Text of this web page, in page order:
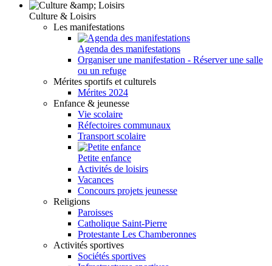
Culture & Loisirs
Les manifestations
Agenda des manifestations
Organiser une manifestation - Réserver une salle
ou un refuge
Mérites sportifs et culturels
Mérites 2024
Enfance & jeunesse
Vie scolaire
Réfectoires communaux
Transport scolaire
Petite enfance
Activités de loisirs
Vacances
Concours projets jeunesse
Religions
Paroisses
Catholique Saint-Pierre
Protestante Les Chamberonnes
Activités sportives
Sociétés sportives